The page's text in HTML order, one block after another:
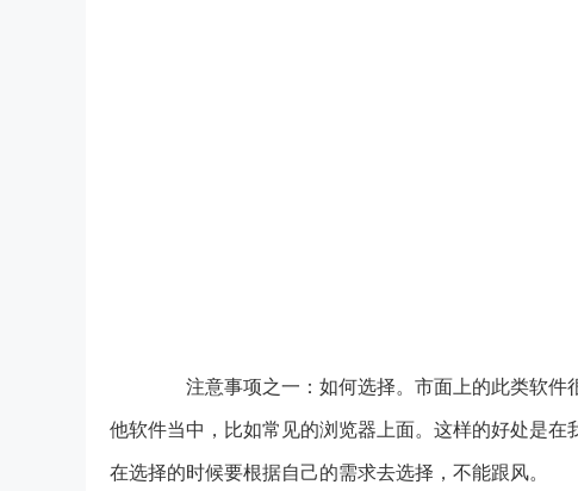
注意事项之一：如何选择。市面上的此类软件
他软件当中，比如常见的浏览器上面。这样的好处是在
在选择的时候要根据自己的需求去选择，不能跟风。